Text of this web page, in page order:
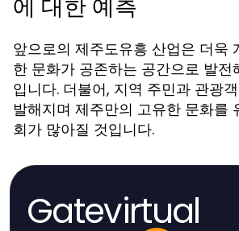
에 대한 예측
앞으로의 제주도유흥 산업은 더욱
한 문화가 공존하는 공간으로 발전
입니다. 더불어, 지역 주민과 관광
발해지며 제주만의 고유한 문화를
회가 많아질 것입니다.
Gatevirtual